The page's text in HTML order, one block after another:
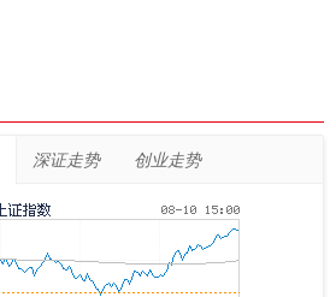
深证走势 创业走势